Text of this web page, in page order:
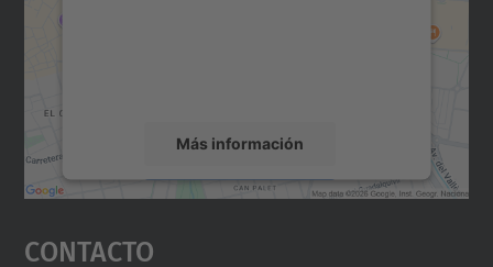
Más información
Aceptar
powered by
Contacto